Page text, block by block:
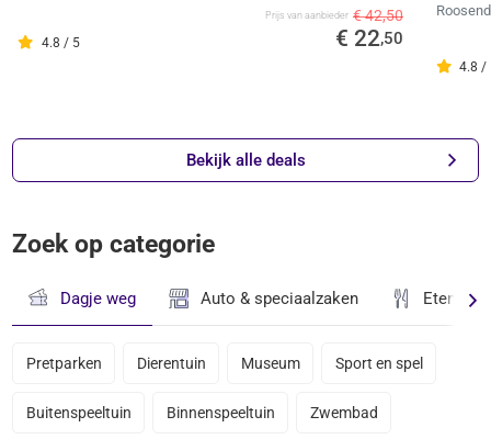
4.8 / 5
Prijs van aanbieder € 42,50
€ 22,50
4.8 /
Bekijk alle deals
Zoek op categorie
Dagje weg Auto & speciaalzaken Eten &
Pretparken Dierentuin Museum Sport en spel
Buitenspeeltuin Binnenspeeltuin Zwembad